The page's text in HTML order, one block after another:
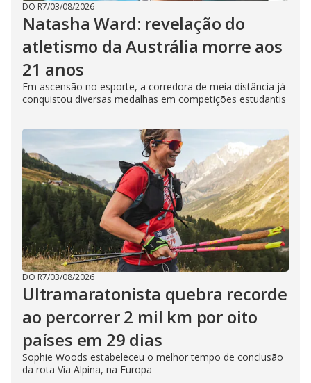
DO R7/03/08/2026
Natasha Ward: revelação do
atletismo da Austrália morre aos
21 anos
Em ascensão no esporte, a corredora de meia distância já
conquistou diversas medalhas em competições estudantis
DO R7/03/08/2026
Ultramaratonista quebra recorde
ao percorrer 2 mil km por oito
países em 29 dias
Sophie Woods estabeleceu o melhor tempo de conclusão
da rota Via Alpina, na Europa